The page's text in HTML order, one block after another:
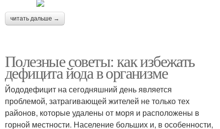
читать дальше →
Полезные советы: как избежать
дефицита йода в организме
Йододефицит на сегодняшний день является
проблемой, затрагивающей жителей не только тех
районов, которые удалены от моря и расположены в
горной местности. Население больших и, в особенности,